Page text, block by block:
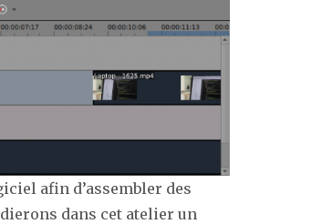
afin d’assembler des
dans cet atelier un